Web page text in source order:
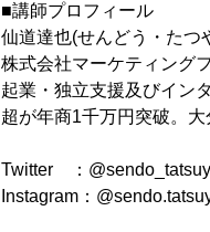
■講師プロフィール
仙道達也(せんどう・たつ
株式会社マーケティング
起業・独立支援及びイン
超が年商1千万円突破。大
Twitter ：
Instagram：